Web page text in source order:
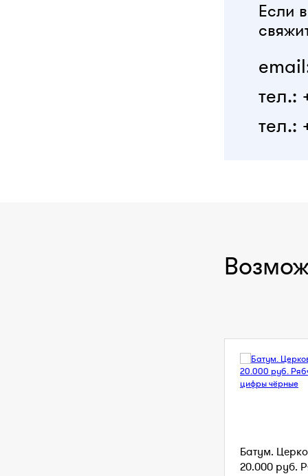
Если
тел.:
тел.:
Батум.
20.000 руб.